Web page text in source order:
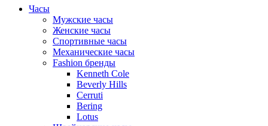
Часы
Мужские часы
Женские часы
Спортивные часы
Механические часы
Fashion бренды
Kenneth Cole
Beverly Hills
Cerruti
Bering
Lotus